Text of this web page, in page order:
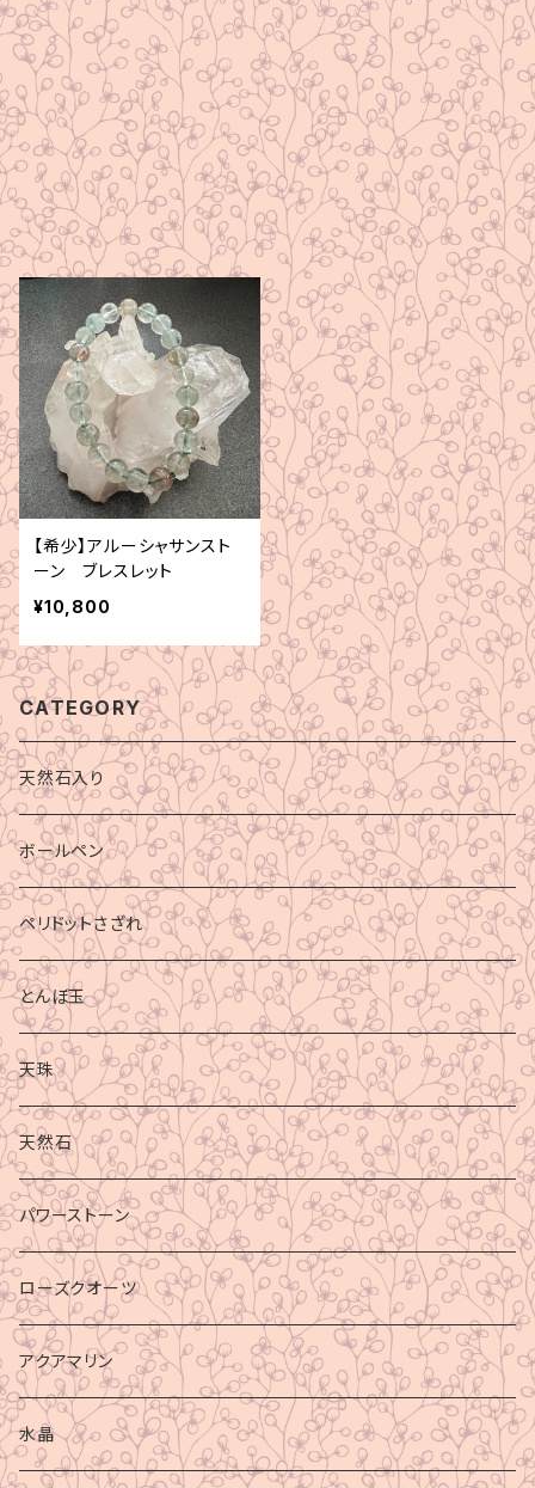
【希少】アルーシャサンスト
ーン ブレスレット
¥10,800
CATEGORY
天然石入り
ボールペン
ペリドットさざれ
とんぼ玉
天珠
天然石
パワーストーン
ローズクオーツ
アクアマリン
水晶